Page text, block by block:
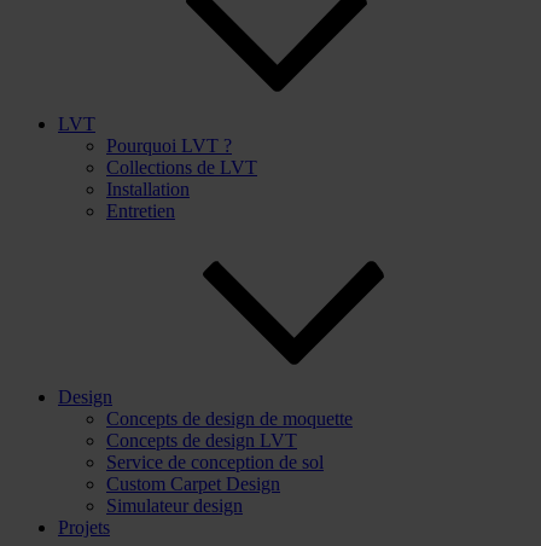
LVT
Pourquoi LVT ?
Collections de LVT
Installation
Entretien
Design
Concepts de design de moquette
Concepts de design LVT
Service de conception de sol
Custom Carpet Design
Simulateur design
Projets